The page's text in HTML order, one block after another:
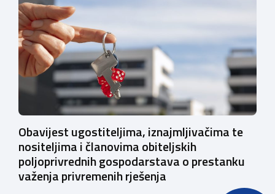
Obavijest ugostiteljima, iznajmljivačima te
nositeljima i članovima obiteljskih
poljoprivrednih gospodarstava o prestanku
važenja privremenih rješenja